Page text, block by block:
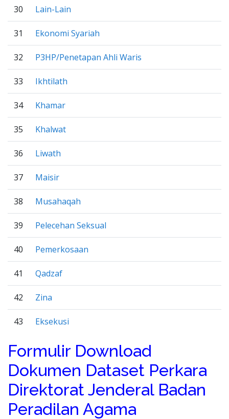
30 Lain-Lain
31 Ekonomi Syariah
32 P3HP/Penetapan Ahli Waris
33 Ikhtilath
34 Khamar
35 Khalwat
36 Liwath
37 Maisir
38 Musahaqah
39 Pelecehan Seksual
40 Pemerkosaan
41 Qadzaf
42 Zina
43 Eksekusi
Formulir Download
Dokumen Dataset Perkara
Direktorat Jenderal Badan
Peradilan Agama